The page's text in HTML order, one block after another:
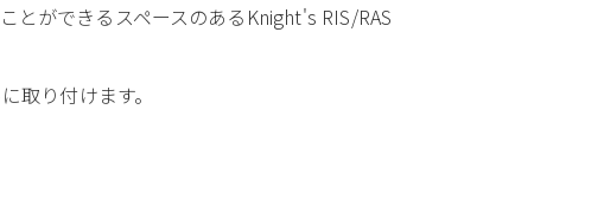
とができるスペースのあるKnight's RIS/RAS
取り付けます。